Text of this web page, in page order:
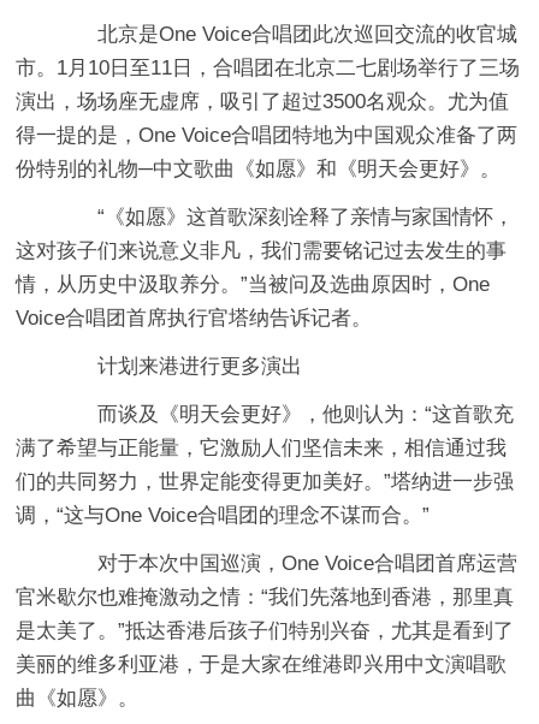
北京是One Voice合唱团此次巡回交流的收官城
市。1月10日至11日，合唱团在北京二七剧场举行了三场
演出，场场座无虚席，吸引了超过3500名观众。尤为值
得一提的是，One Voice合唱团特地为中国观众准备了两
份特别的礼物─中文歌曲《如愿》和《明天会更好》。
“《如愿》这首歌深刻诠释了亲情与家国情怀，
这对孩子们来说意义非凡，我们需要铭记过去发生的事
情，从历史中汲取养分。”当被问及选曲原因时，One
Voice合唱团首席执行官塔纳告诉记者。
计划来港进行更多演出
而谈及《明天会更好》，他则认为：“这首歌充
满了希望与正能量，它激励人们坚信未来，相信通过我
们的共同努力，世界定能变得更加美好。”塔纳进一步强
调，“这与One Voice合唱团的理念不谋而合。”
对于本次中国巡演，One Voice合唱团首席运营
官米歇尔也难掩激动之情：“我们先落地到香港，那里真
是太美了。”抵达香港后孩子们特别兴奋，尤其是看到了
美丽的维多利亚港，于是大家在维港即兴用中文演唱歌
曲《如愿》。